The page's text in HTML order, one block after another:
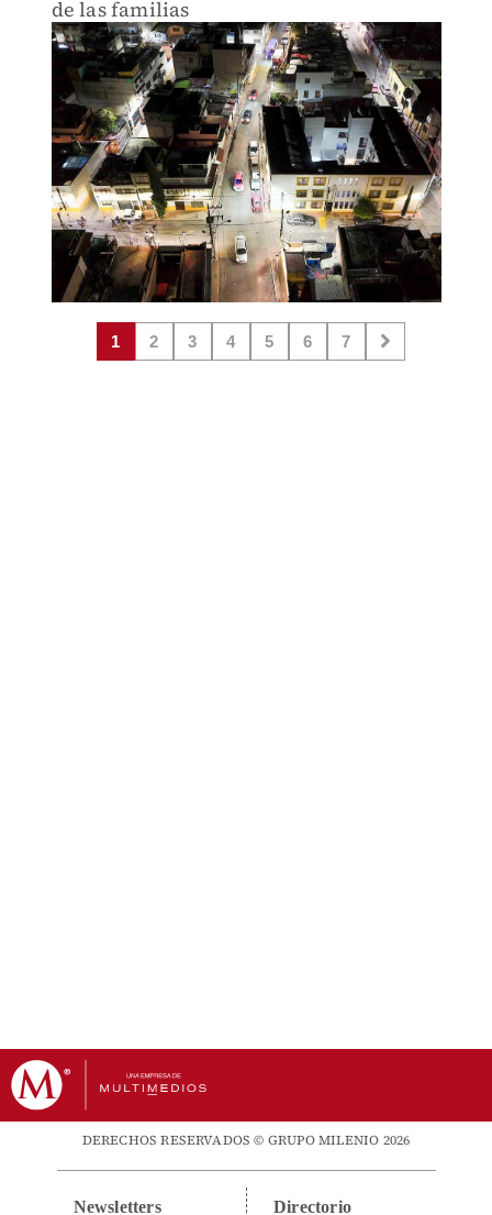
de las familias
1 2 3 4 5 6 7
DERECHOS RESERVADOS © GRUPO MILENIO 2026
Newsletters Directorio